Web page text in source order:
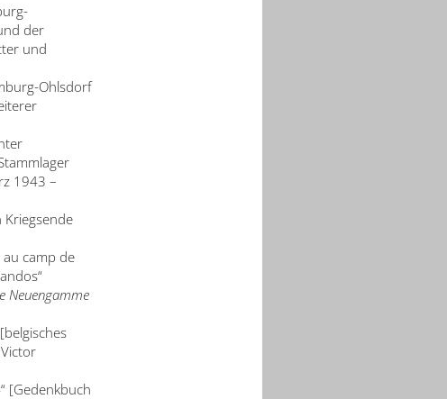
der
und
Ohlsdorf
1943 –
au camp de
Neuengamme
[Gedenkbuch